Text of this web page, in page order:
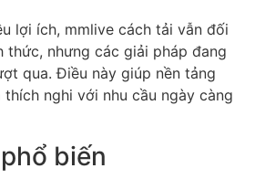
lợi ích, mmlive cách tải vẫn đối
thức, nhưng các giải pháp đang
qua. Điều này giúp nền tảng
nghi với nhu cầu ngày càng
biến